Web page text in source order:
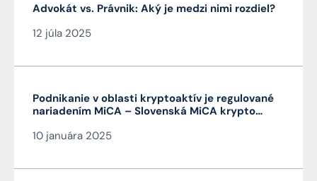
Advokát vs. Právnik: Aký je medzi nimi rozdiel?
12 júla 2025
Podnikanie v oblasti kryptoaktív je regulované
nariadením MiCA – Slovenská MiCA krypto
10 januára 2025